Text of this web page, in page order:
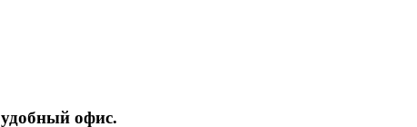
удобный офис.